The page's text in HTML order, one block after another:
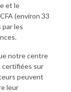
et le
(environ 33
par les
notre centre
certifiées sur
peuvent
leur